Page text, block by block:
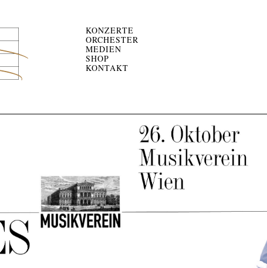
KONZERTE
ORCHESTER
MEDIEN
SHOP
KONTAKT